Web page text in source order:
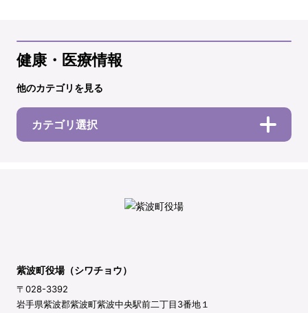
健康・医療情報
他のカテゴリを見る
カテゴリ選択
紫波町役場（シワチョウ）
〒028-3392
岩手県紫波郡紫波町紫波中央駅前二丁目3番地１